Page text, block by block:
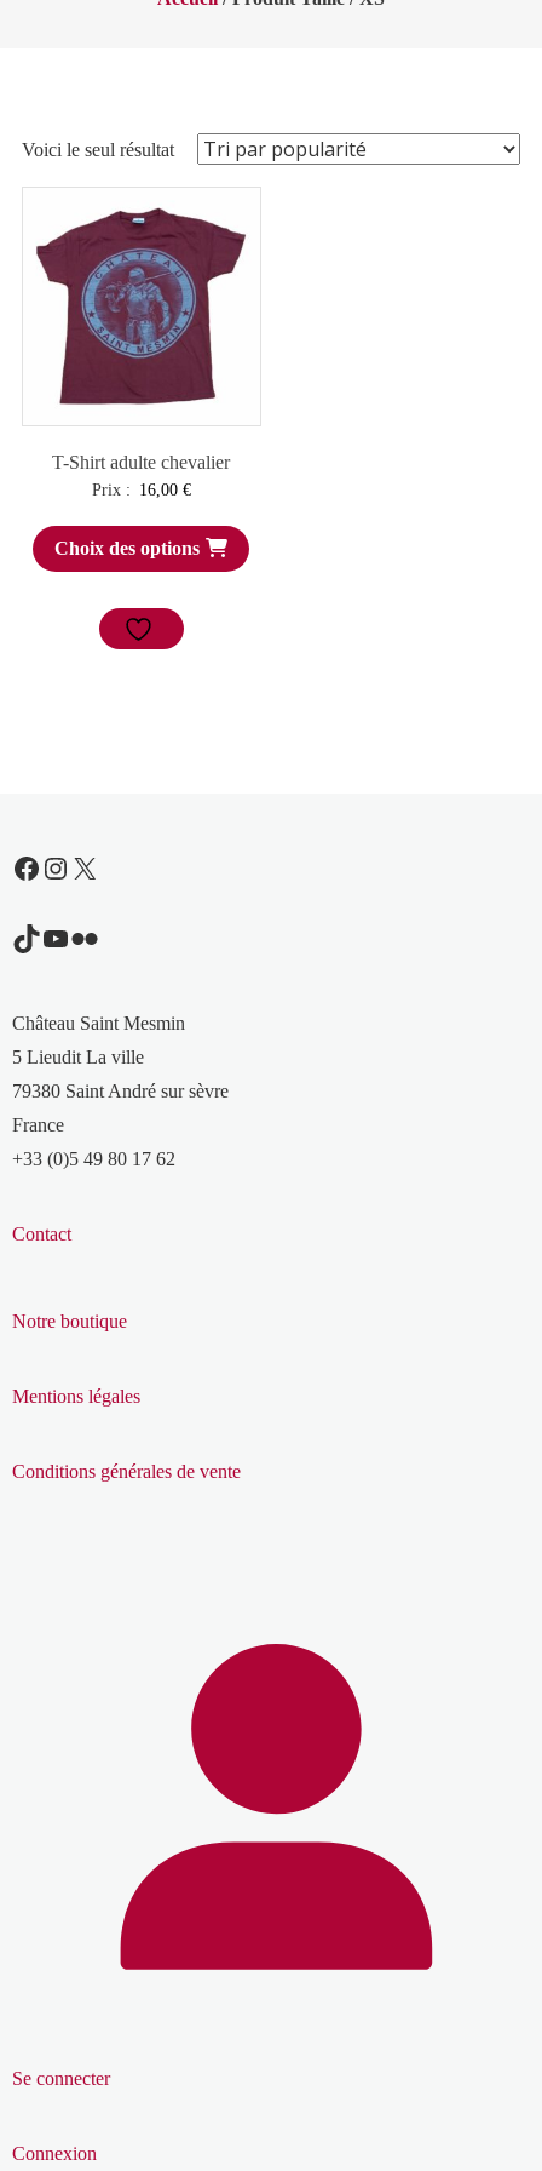
Voici le seul résultat
T-Shirt adulte chevalier
Prix : 16,00 €
Choix des options
Facebook
Instagram
X
TikTok
YouTube
Flickr
Château Saint Mesmin
5 Lieudit La ville
79380 Saint André sur sèvre
France
+33 (0)5 49 80 17 62
Contact
Notre boutique
Mentions légales
Conditions générales de vente
Se connecter
Connexion